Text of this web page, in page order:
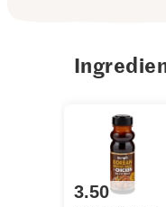
3.50